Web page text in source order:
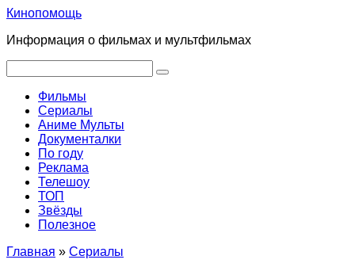
Перейти
контенту
Кинопомощь
Информация о фильмах и мультфильмах
Фильмы
Сериалы
Аниме Мульты
Документалки
По году
Реклама
Телешоу
ТОП
Звёзды
Полезное
Главная » Сериалы